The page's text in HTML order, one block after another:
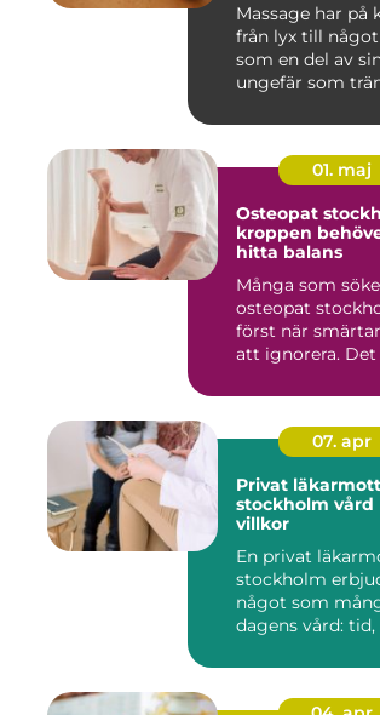
Massage har
från lyx till
som en del av
ungefär som
01. maj
Osteopat
kroppen
hitta balans
Många som
osteopat
först när
att ignorera. Det
07. apr
Privat
stockholm vård på dina
villkor
En privat
stockholm
något som
dagens vård: tid,